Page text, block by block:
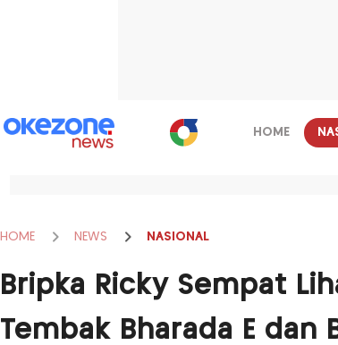
HOME
HOME NEWS NASIONAL
Bripka Ricky Sempat
Tembak Bharada E dan